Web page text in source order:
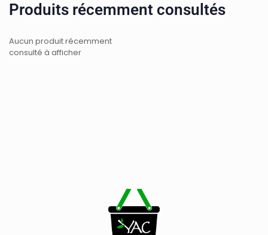
Produits récemment consultés
Aucun produit récemment
consulté à afficher